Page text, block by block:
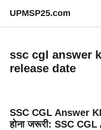
UPMSP25.com
ssc cgl answer
release date
SSC CGL Answer
होना जरूरी: SSC